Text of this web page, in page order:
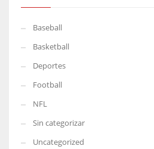
Baseball
Basketball
Deportes
Football
NFL
Sin categorizar
Uncategorized